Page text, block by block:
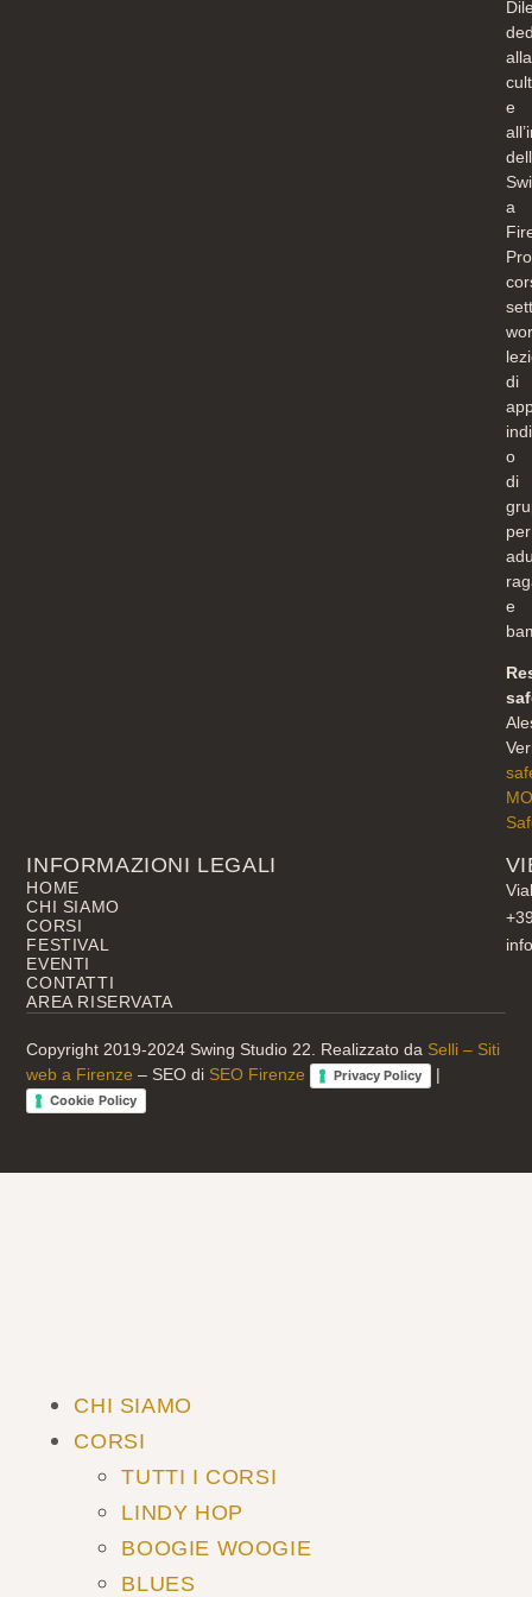
alla
e
a
di
o
di
per
e
INFORMAZIONI LEGALI
HOME
CHI SIAMO
CORSI
FESTIVAL
EVENTI
CONTATTI
AREA RISERVATA
Copyright 2019-2024 Swing Studio 22. Realizzato da Selli – Siti
web a Firenze– SEO di SEO Firenze Privacy Policy |
Cookie Policy
CHI SIAMO
CORSI
TUTTI I CORSI
LINDY HOP
BOOGIE WOOGIE
BLUES